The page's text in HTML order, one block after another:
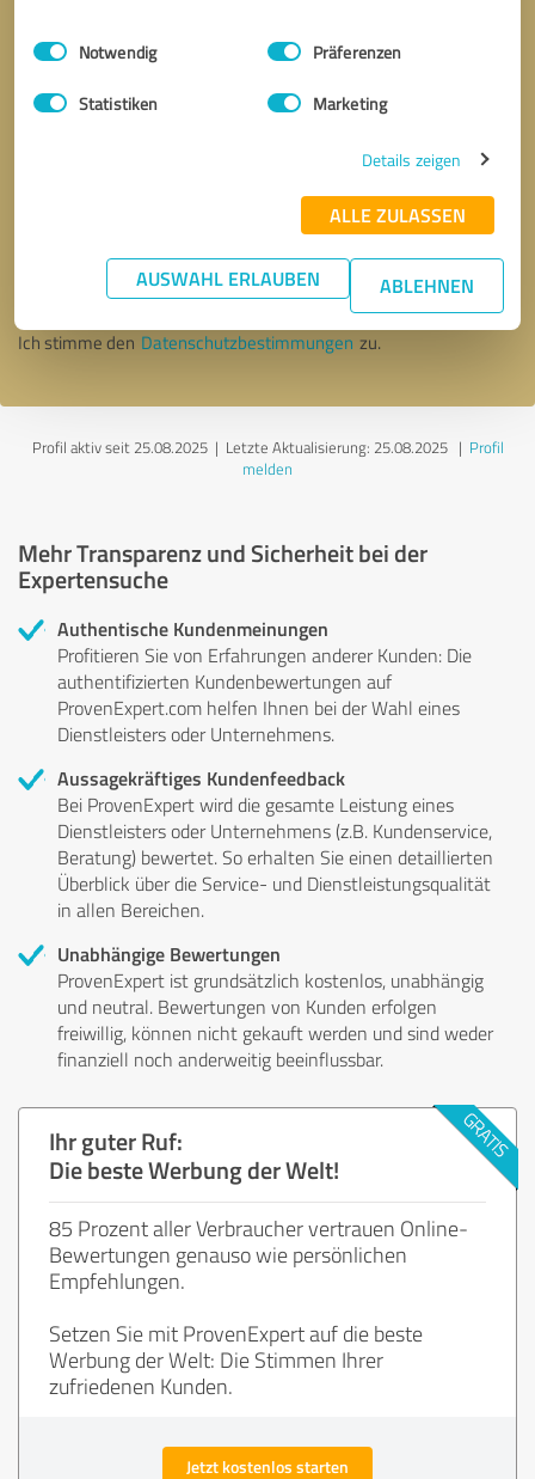
Impressum Datenschutzbestimmungen
Einwilligungsauswahl
Notwendig Präferenzen
Statistiken Marketing
Details zeigen
ALLE ZULASSEN
AUSWAHL ERLAUBEN ABLEHNEN
* Erforderliche Angaben
Nachricht senden
Ich stimme den Datenschutzbestimmungen zu.
Profil aktiv seit 25.08.2025 | Letzte Aktualisierung: 25.08.2025| Profil
melden
Mehr Transparenz und Sicherheit bei der
Expertensuche
Authentische Kundenmeinungen
Profitieren Sie von Erfahrungen anderer Kunden: Die
authentifizierten Kundenbewertungen auf
ProvenExpert.com helfen Ihnen bei der Wahl eines
Dienstleisters oder Unternehmens.
Aussagekräftiges Kundenfeedback
Bei ProvenExpert wird die gesamte Leistung eines
Dienstleisters oder Unternehmens (z.B. Kundenservice,
Beratung) bewertet. So erhalten Sie einen detaillierten
Überblick über die Service- und Dienstleistungsqualität
in allen Bereichen.
Unabhängige Bewertungen
ProvenExpert ist grundsätzlich kostenlos, unabhängig
und neutral. Bewertungen von Kunden erfolgen
freiwillig, können nicht gekauft werden und sind weder
finanziell noch anderweitig beeinflussbar.
Ihr guter Ruf:
Die beste Werbung der Welt!
85 Prozent aller Verbraucher vertrauen Online-
Bewertungen genauso wie persönlichen
Empfehlungen.
Setzen Sie mit ProvenExpert auf die beste
Werbung der Welt: Die Stimmen Ihrer
zufriedenen Kunden.
Jetzt kostenlos starten